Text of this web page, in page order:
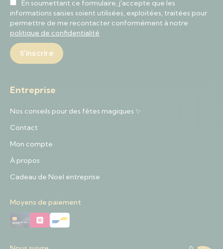
En soumettant ce formulaire, j'accepte que les
informations saisies soient utilisées, exploitées, traitées pour
permettre de me recontacter conformément à notre
politique de confidentialité
Entreprise
Nos conseils pour des fêtes magiques ✨
Contact
Mon compte
À propos
Cadeau de Noel entreprise
Moyens de paiement